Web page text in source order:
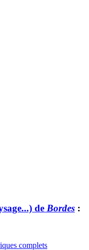
de Bordes :
complets